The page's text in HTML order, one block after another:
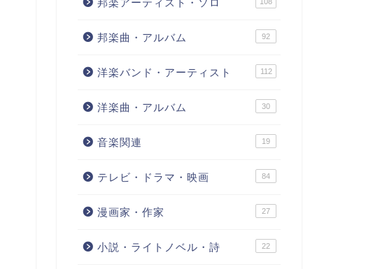
邦楽アーティスト・ソロ
邦楽曲・アルバム 92
洋楽バンド・アーティスト 112
洋楽曲・アルバム 30
音楽関連 19
テレビ・ドラマ・映画 84
漫画家・作家 27
小説・ライトノベル・詩 22